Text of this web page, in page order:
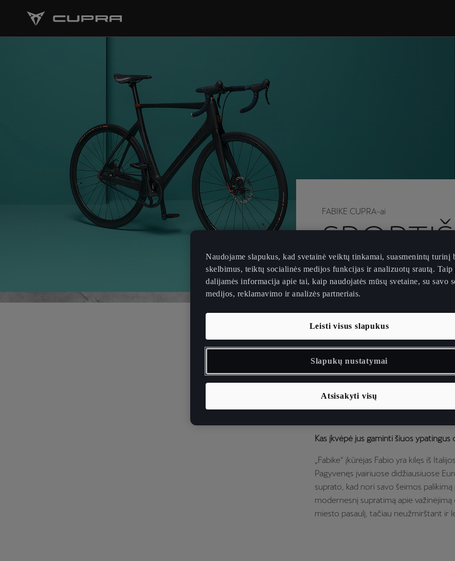
FABIKE CUPRA-ai
ANT
Kokia yra „Fabike“ filosofija?
Kai pradėjome svarstyti, ką turėtų reikšti
nusprendėme, kad norime iš
dizainą ir aukštos klasės lenktyninio
galimybę juos gauti miesto
nenuvils net reikliausių dviračių plento
Kas įkvėpė jus gaminti šiuos ypatingus
„Fabike“ įkūrėjas Fabio yra kilęs iš
Pagyvenęs įvairiuose didžiausiuose
suprato, kad nori savo šeimos palikimą
modernesnį supratimą apie važinėjimą
miesto pasaulį, tačiau neužmirštant ir
Naudojame slapukus, kad svetainė veiktų tinkamai, suasmenintų turinį
skelbimus, teiktų socialinės medijos funkcijas ir analizuotų srautą. Taip
dalijamės informacija apie tai, kaip naudojatės mūsų svetaine, su savo
medijos, reklamavimo ir analizės partneriais.
Atsisakyti visų
Leisti visus slapukus
Slapukų nustatymai